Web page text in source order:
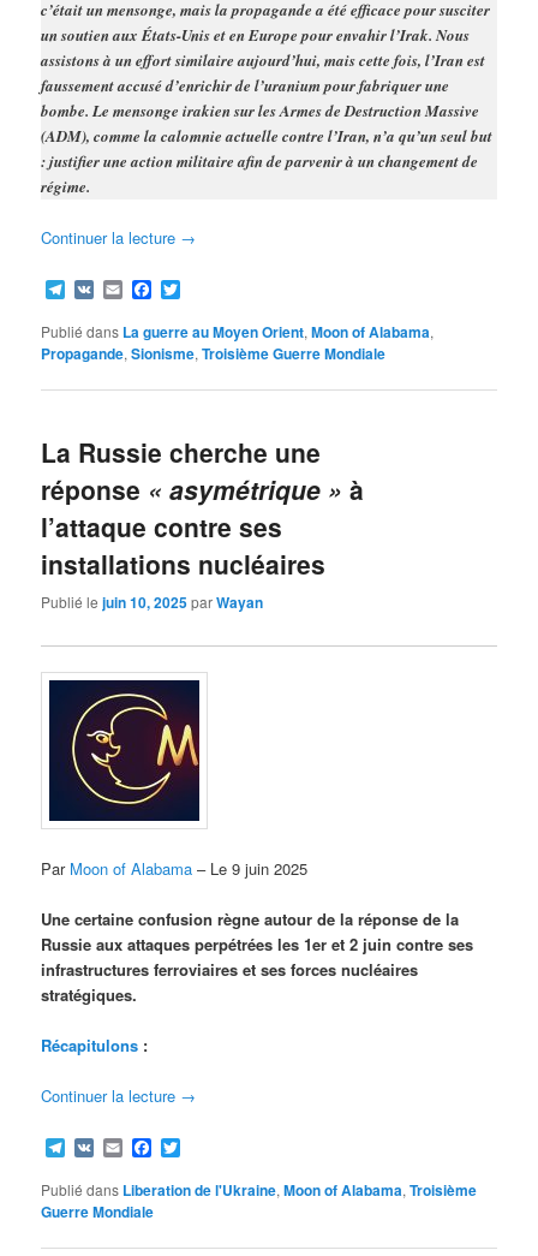
c’était un mensonge, mais la propagande a été efficace pour susciter
un soutien aux États-Unis et en Europe pour envahir l’Irak. Nous
assistons à un effort similaire aujourd’hui, mais cette fois, l’Iran est
faussement accusé d’enrichir de l’uranium pour fabriquer une
bombe. Le mensonge irakien sur les Armes de Destruction Massive
(ADM), comme la calomnie actuelle contre l’Iran, n’a qu’un seul but
: justifier une action militaire afin de parvenir à un changement de
régime.
Continuer la lecture →
Telegram
VK EmailFacebook
Publié dans La guerre au Moyen Orient,Moon of Alabama,
Propagande,Sionisme,Troisième Guerre Mondiale
La Russie cherche une
réponse « asymétrique » à
l’attaque contre ses
installations nucléaires
Publié lejuin 10, 2025parWayan
Par Moon of Alabama – Le 9 juin 2025
Une certaine confusion règne autour de la réponse de la
Russie aux attaques perpétrées les 1er et 2 juin contre ses
infrastructures ferroviaires et ses forces nucléaires
stratégiques.
Récapitulons :
Continuer la lecture →
Telegram
VK EmailFacebook
Publié dans Liberation de l'Ukraine,Moon of Alabama,Troisième
Guerre Mondiale